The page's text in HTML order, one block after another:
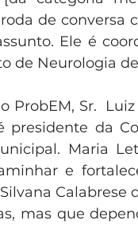
de conversa
Ele é
de Neurologia
Sr.
da
Maria
e
Calabrese
mas que